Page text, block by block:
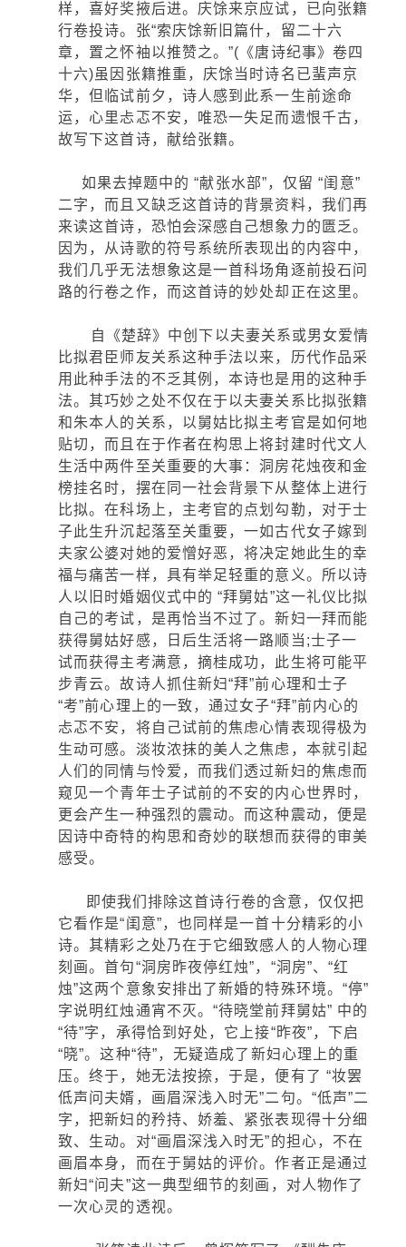
样，喜好奖掖后进。庆馀来京应试，已向张籍
行卷投诗。张“索庆馀新旧篇什，留二十六
章，置之怀袖以推赞之。”(《唐诗纪事》卷四
十六)虽因张籍推重，庆馀当时诗名已蜚声京
华，但临试前夕，诗人感到此系一生前途命
运，心里忐忑不安，唯恐一失足而遗恨千古，
故写下这首诗，献给张籍。
如果去掉题中的 “献张水部”，仅留 “闺意”
二字，而且又缺乏这首诗的背景资料，我们再
来读这首诗，恐怕会深感自己想象力的匮乏。
因为，从诗歌的符号系统所表现出的内容中，
我们几乎无法想象这是一首科场角逐前投石问
路的行卷之作，而这首诗的妙处却正在这里。
自《楚辞》中创下以夫妻关系或男女爱情
比拟君臣师友关系这种手法以来，历代作品采
用此种手法的不乏其例，本诗也是用的这种手
法。其巧妙之处不仅在于以夫妻关系比拟张籍
和朱本人的关系，以舅姑比拟主考官是如何地
贴切，而且在于作者在构思上将封建时代文人
生活中两件至关重要的大事：洞房花烛夜和金
榜挂名时，摆在同一社会背景下从整体上进行
比拟。在科场上，主考官的点划勾勒，对于士
子此生升沉起落至关重要，一如古代女子嫁到
夫家公婆对她的爱憎好恶，将决定她此生的幸
福与痛苦一样，具有举足轻重的意义。所以诗
人以旧时婚姻仪式中的 “拜舅姑”这一礼仪比拟
自己的考试，是再恰当不过了。新妇一拜而能
获得舅姑好感，日后生活将一路顺当;士子一
试而获得主考满意，摘桂成功，此生将可能平
步青云。故诗人抓住新妇“拜”前心理和士子
“考”前心理上的一致，通过女子“拜”前内心的
忐忑不安，将自己试前的焦虑心情表现得极为
生动可感。淡妆浓抹的美人之焦虑，本就引起
人们的同情与怜爱，而我们透过新妇的焦虑而
窥见一个青年士子试前的不安的内心世界时，
更会产生一种强烈的震动。而这种震动，便是
因诗中奇特的构思和奇妙的联想而获得的审美
感受。
即使我们排除这首诗行卷的含意，仅仅把
它看作是“闺意”，也同样是一首十分精彩的小
诗。其精彩之处乃在于它细致感人的人物心理
刻画。首句“洞房昨夜停红烛”，“洞房”、“红
烛”这两个意象安排出了新婚的特殊环境。“停”
字说明红烛通宵不灭。“待晓堂前拜舅姑” 中的
“待”字，承得恰到好处，它上接“昨夜”，下启
“晓”。这种“待”，无疑造成了新妇心理上的重
压。终于，她无法按捺，于是，便有了 “妆罢
低声问夫婿，画眉深浅入时无”二句。“低声”二
字，把新妇的矜持、娇羞、紧张表现得十分细
致、生动。对“画眉深浅入时无”的担心，不在
画眉本身，而在于舅姑的评价。作者正是通过
新妇“问夫”这一典型细节的刻画，对人物作了
一次心灵的透视。